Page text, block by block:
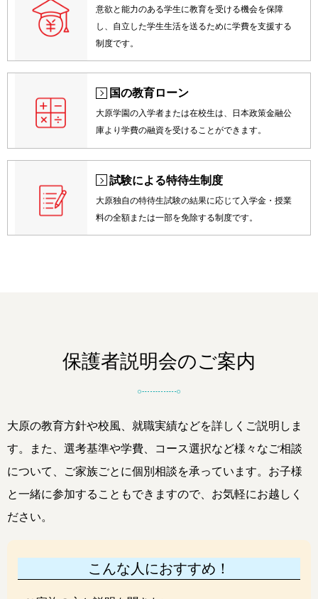
意欲と能力のある学生に教育を受ける機会を保障
し、自立した学生生活を送るために学費を支援する
制度です。
国の教育ローン
大原学園の入学者または在校生は、日本政策金融公
庫より学費の融資を受けることができます。
試験による特待生制度
大原独自の特待生試験の結果に応じて入学金・授業
料の全額または一部を免除する制度です。
保護者説明会のご案内
大原の教育方針や校風、就職実績などを詳しくご説明しま
す。また、選考基準や学費、コース選択など様々なご相談
について、ご家族ごとに個別相談を承っています。お子様
と一緒に参加することもできますので、お気軽にお越しく
ださい。
こんな人におすすめ！